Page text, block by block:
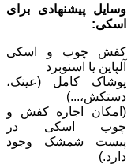
وسایل پیشنهادی برای
اسکی:
کفش چوب و اسکی
آلپاین یا اسنوبرد
پوشاک کامل (عینک،
دستکش،...)
(امکان اجاره کفش و
چوب اسکی در
پیست شمشک وجود
دارد.)